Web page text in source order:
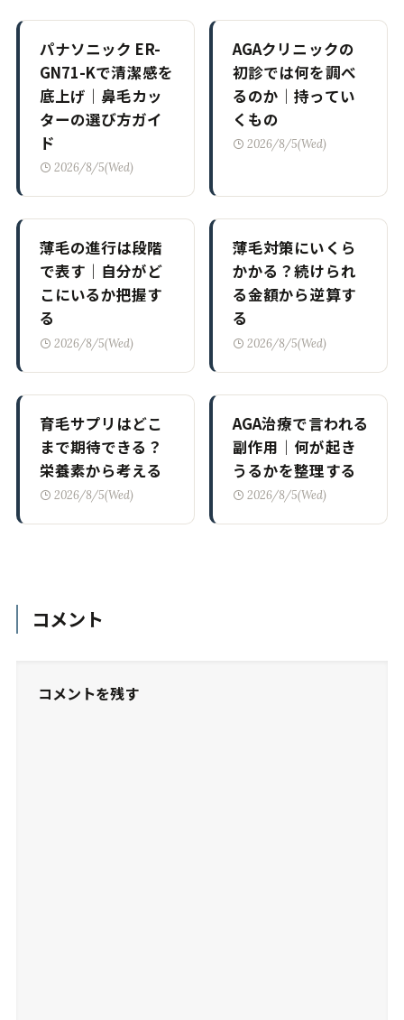
パナソニック ER-
GN71-Kで清潔感を
底上げ｜鼻毛カッ
ターの選び方ガイ
ド
2026/8/5(Wed)
AGAクリニックの
初診では何を調べ
るのか｜持ってい
くもの
2026/8/5(Wed)
薄毛の進行は段階
で表す｜自分がど
こにいるか把握す
る
2026/8/5(Wed)
薄毛対策にいくら
かかる？続けられ
る金額から逆算す
る
2026/8/5(Wed)
育毛サプリはどこ
まで期待できる？
栄養素から考える
2026/8/5(Wed)
AGA治療で言われる
副作用｜何が起き
うるかを整理する
2026/8/5(Wed)
コメント
コメントを残す